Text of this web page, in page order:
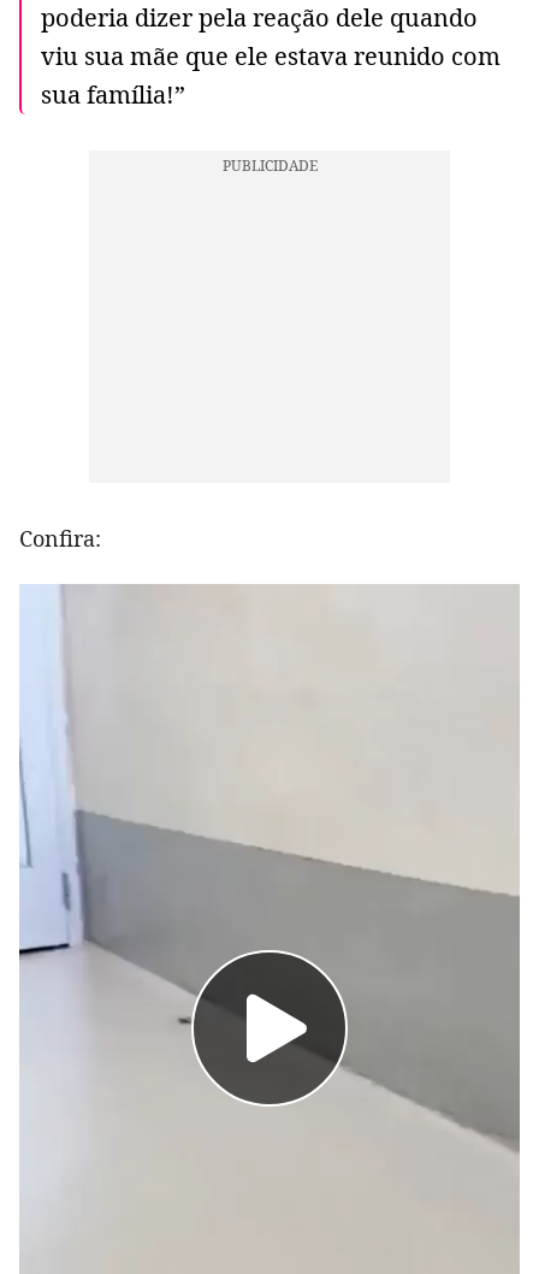
poderia dizer pela reação dele quando
viu sua mãe que ele estava reunido com
sua família!”
Confira: